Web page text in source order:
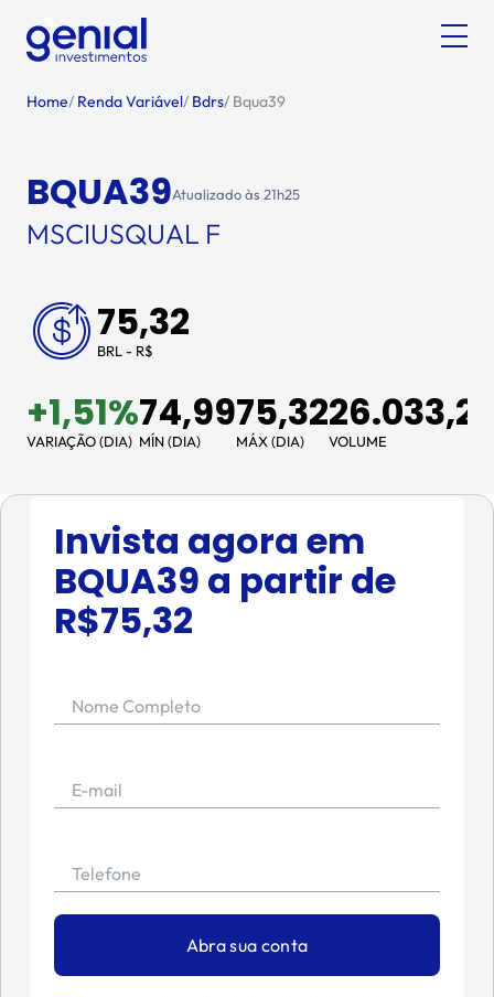
Home/ Renda Variável/ Bdrs/ Bqua39
BQUA39Atualizado às 21h25
MSCIUSQUAL F
75,32
BRL - R$
+1,51%
VARIAÇÃO (DIA)
74,99
MÍN (DIA)
75,32
MÁX (DIA) VOLUME
Invista agora em
BQUA39 a partir de
R$75,32
Nome Completo
E-mail
Telefone
Abra sua conta